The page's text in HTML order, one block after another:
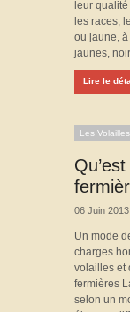
leur
les races,
ou jaune,
jaunes,
Lire le
Les Volailles
06 Juin 2013
Un mode
charges
volailles et
fermières
selon un